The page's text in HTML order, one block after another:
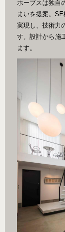
ホープスは独自
まいを提案。
実現し、技術力
す。設計から施
ます。